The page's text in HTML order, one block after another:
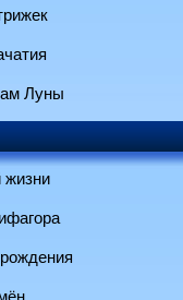
Луны
жизни